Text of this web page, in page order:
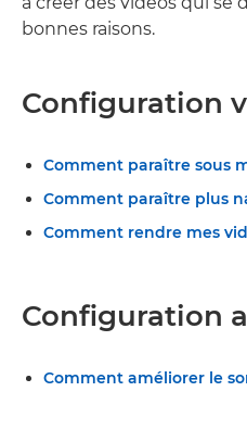
bonnes raisons.
Configuration
Comment paraître sous
Comment paraître plus
Comment rendre mes
Configuration
Comment améliorer le